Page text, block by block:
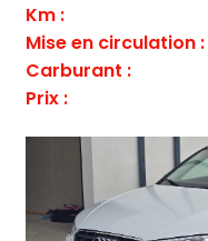
Km :
Mise en circulation :
Carburant :
Prix :